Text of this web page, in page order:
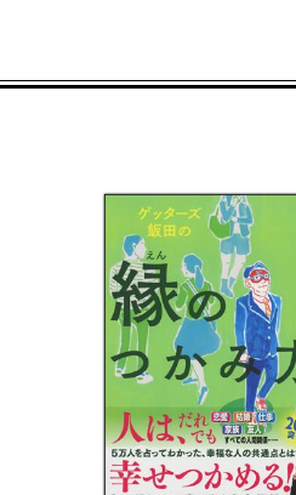
いなこと」 ほか
別に おすすめの神様と神社
安な人」におすすめの神
い人」におすすめの神様と
おすすめの神様と神社
させたい人」におすすめの
まくやりたい人」におすす